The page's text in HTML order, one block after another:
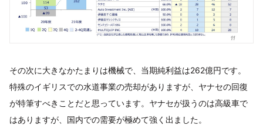
その次に大きなかたまりは機械で、当期純利益は262億円です。
特殊のイギリスでの水道事業の売却がありますが、ヤナセの回復
が特筆すべきことだと思っています。ヤナセが扱うのは高級車で
はありますが、国内での需要が極めて強く出ました。